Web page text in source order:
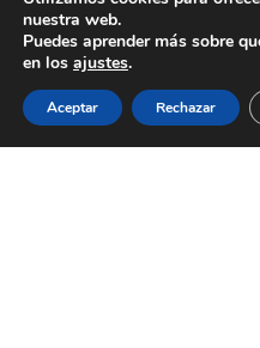
nuestra web.
Puedes aprender más sobre
en los ajustes.
Aceptar Rechazar